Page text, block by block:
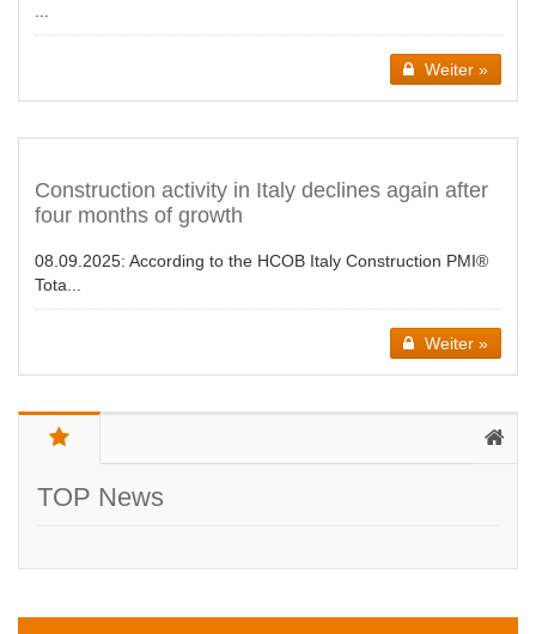
...
Weiter »
Construction activity in Italy declines again after
four months of growth
08.09.2025: According to the HCOB Italy Construction PMI®
Tota...
Weiter »
TOP News